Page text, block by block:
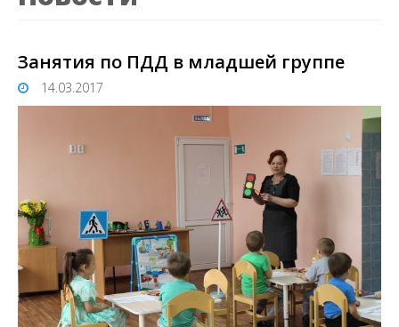
Занятия по ПДД в младшей группе
14.03.2017